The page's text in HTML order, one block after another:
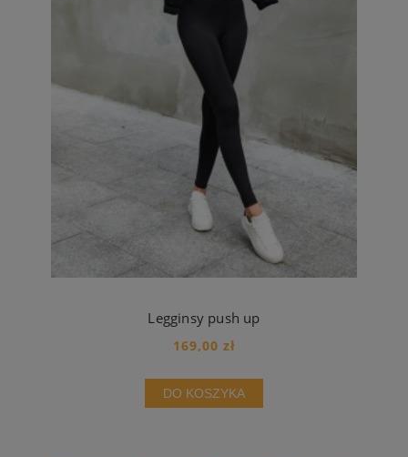
Legginsy push up
169,00 zł
DO KOSZYKA